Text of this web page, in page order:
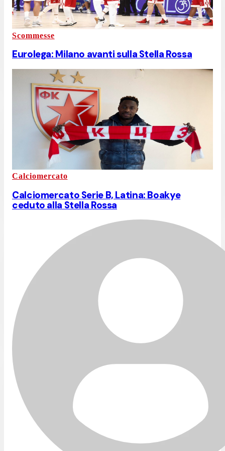
Scommesse
Eurolega: Milano avanti sulla Stella Rossa
Calciomercato
Calciomercato Serie B, Latina: Boakye
ceduto alla Stella Rossa